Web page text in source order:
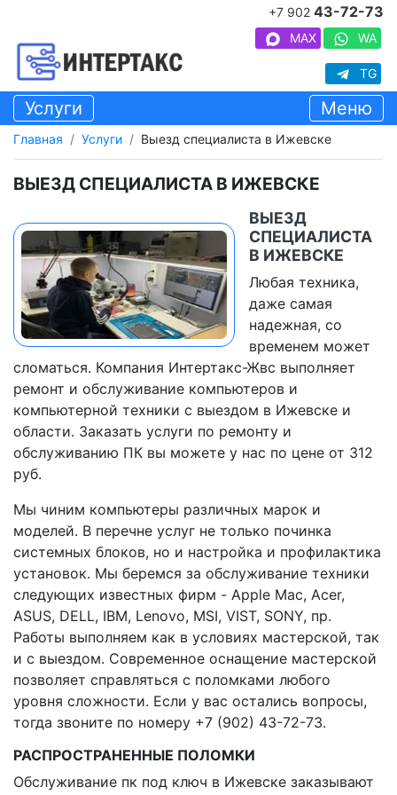
+7 902 43-72-73
MAX WA
TG
Услуги Меню
Главная Услуги Выезд специалиста в Ижевске
ВЫЕЗД СПЕЦИАЛИСТА В ИЖЕВСКЕ
ВЫЕЗД
СПЕЦИАЛИСТА
В ИЖЕВСКЕ
Любая техника,
даже самая
надежная, со
временем может
сломаться. Компания Интертакс-Жвс выполняет
ремонт и обслуживание компьютеров и
компьютерной техники с выездом в Ижевске и
области. Заказать услуги по ремонту и
обслуживанию ПК вы можете у нас по цене от 312
руб.
Мы чиним компьютеры различных марок и
моделей. В перечне услуг не только починка
системных блоков, но и настройка и профилактика
установок. Мы беремся за обслуживание техники
следующих известных фирм - Apple Mac, Acer,
ASUS, DELL, IBM, Lenovo, MSI, VIST, SONY, пр.
Работы выполняем как в условиях мастерской, так
и с выездом. Современное оснащение мастерской
позволяет справляться с поломками любого
уровня сложности. Если у вас остались вопросы,
тогда звоните по номеру +7 (902) 43-72-73.
РАСПРОСТРАНЕННЫЕ ПОЛОМКИ
Обслуживание пк под ключ в Ижевске заказывают